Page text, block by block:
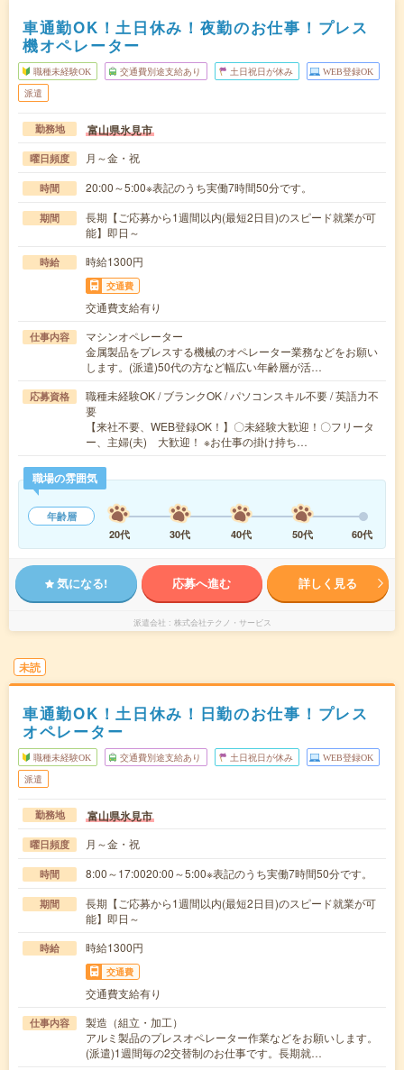
車通勤OK！土日休み！夜勤のお仕事！プレス
機オペレーター
職種未経験OK 交通費別途支給あり 土日祝日が休み WEB登録OK
派遣
勤務地 富山県氷見市
曜日頻度 月～金・祝
時間 20:00～5:00※表記のうち実働7時間50分です。
期間
長期【ご応募から1週間以内(最短2日目)のスピード就業が可
能】即日～
時給 時給1300円
交通費
交通費支給有り
仕事内容
マシンオペレーター
金属製品をプレスする機械のオペレーター業務などをお願い
します。(派遣)50代の方など幅広い年齢層が活…
応募資格
職種未経験OK / ブランクOK / パソコンスキル不要 / 英語力不
要
【来社不要、WEB登録OK！】〇未経験大歓迎！〇フリータ
ー、主婦(夫) 大歓迎！ ※お仕事の掛け持ち…
職場の雰囲気
年齢層
20代
30代 40代 50代 60代
気になる! 応募へ進む 詳しく見る
派遣会社 株式会社テクノ・サービス
未読
車通勤OK！土日休み！日勤のお仕事！プレス
オペレーター
職種未経験OK 交通費別途支給あり 土日祝日が休み WEB登録OK
派遣
勤務地 富山県氷見市
曜日頻度 月～金・祝
時間 8:00～17:0020:00～5:00※表記のうち実働7時間50分です。
期間
長期【ご応募から1週間以内(最短2日目)のスピード就業が可
能】即日～
時給 時給1300円
交通費
交通費支給有り
仕事内容
製造（組立・加工）
アルミ製品のプレスオペレーター作業などをお願いします。
(派遣)1週間毎の2交替制のお仕事です。長期就…